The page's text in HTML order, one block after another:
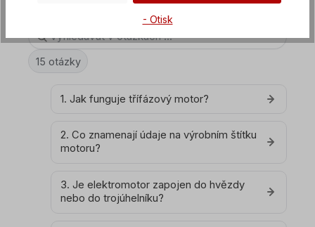
15 otázky
1. Jak funguje třífázový motor?
2. Co znamenají údaje na výrobním štítku
motoru?
3. Je elektromotor zapojen do hvězdy
nebo do trojúhelníku?
- Otisk